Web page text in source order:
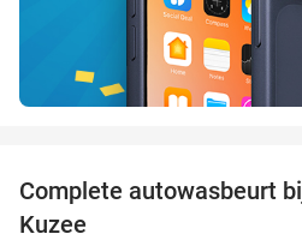
Complete autowasbeurt
Kuzee